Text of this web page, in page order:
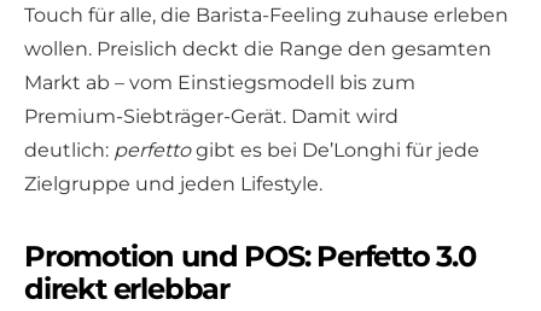
Touch für alle, die Barista-Feeling zuhause erleben
wollen. Preislich deckt die Range den gesamten
Markt ab – vom Einstiegsmodell bis zum
Premium-Siebträger-Gerät. Damit wird
deutlich: perfettogibt es bei De’Longhi für jede
Zielgruppe und jeden Lifestyle.
Promotion und POS: Perfetto 3.0
direkt erlebbar